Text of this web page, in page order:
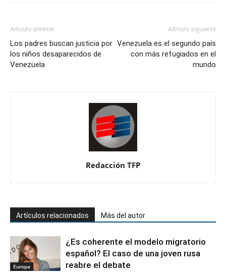
Artículo anterior
Los padres buscan justicia por
los niños desaparecidos de
Venezuela
Artículo siguiente
Venezuela es el segundo país
con más refugiados en el
mundo
Redacción TFP
Artículos relacionados Más del autor
Europa
¿Es coherente el modelo migratorio
español? El caso de una joven rusa
reabre el debate